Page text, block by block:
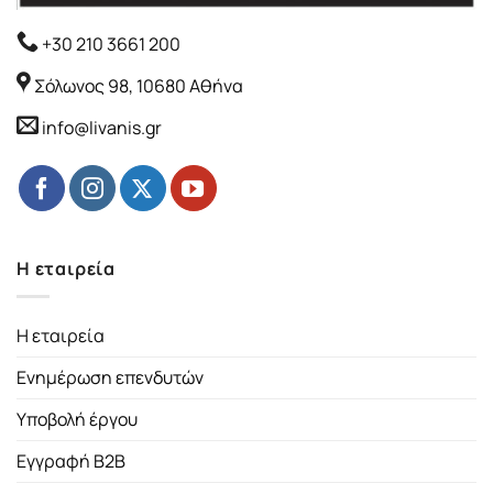
+30 210 3661 200
Σόλωνος 98, 10680 Αθήνα
info@livanis.gr
Η εταιρεία
Η εταιρεία
Ενημέρωση επενδυτών
Υποβολή έργου
Εγγραφή B2B